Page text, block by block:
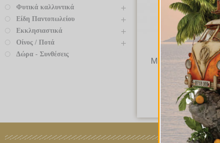
Φυτικά καλλυντικά
Είδη Παντοπωλείου
Εκκλησιαστικά
Οίνος / Ποτά
Δώρα - Συνθέσεις
Βότανα
Μίγμα κατά της
5.45 – €
Quick View